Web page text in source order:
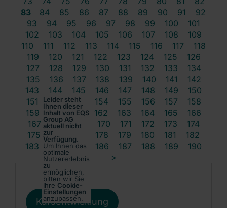
83
84 85 86 87 88 89 90 91
92
93
94 95 96 97 98 99 100
101
102
103 104 105 106 107 108
109
110
111 112 113 114 115 116 117
118
119
120 121 122 123 124 125
126
127
128 129 130 131 132 133
134
135
136 137 138 139 140 141
142
143
144 145 146 147 148 149
150
151
152 153 154 155 156 157
158
159
160 161 162 163 164 165
166
167
168 169 170 171 172 173
174
175
176 178 179 180 181
182
183
184 185 186 187 188 189
190
>
Leider steht
Ihnen dieser
Inhalt von EQS
Group AG
aktuell nicht
zur
Verfügung.
Um Ihnen das
optimale
Nutzererlebnis
zu
ermöglichen,
bitten wir Sie
Ihre Cookie-
Einstellungen
anzupassen.
Kursentwicklung